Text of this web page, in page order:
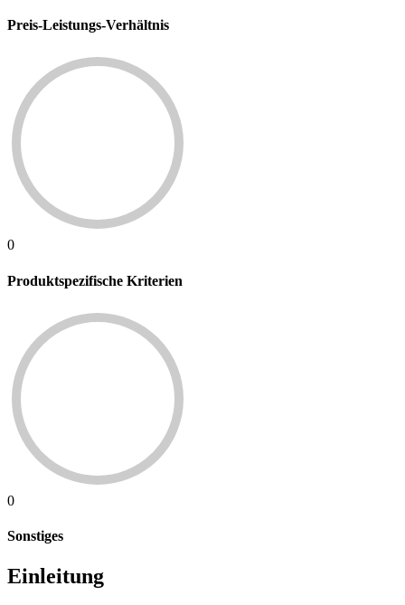
Preis-Leistungs-Verhältnis
0
Produktspezifische Kriterien
0
Sonstiges
Einleitung